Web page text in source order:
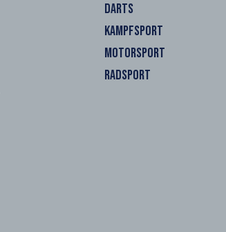
DARTS
KAMPFSPORT
MOTORSPORT
RADSPORT